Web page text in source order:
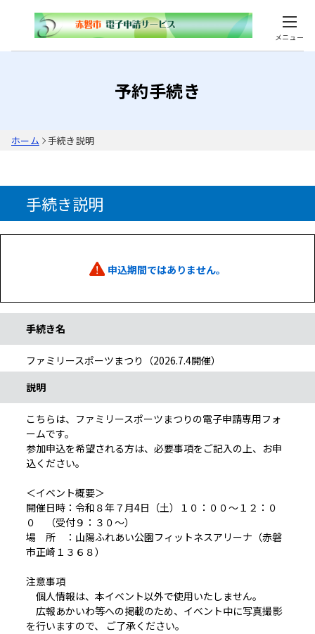
メニュー
予約手続き
ホーム 手続き説明
手続き説明
申込期間ではありません。
手続き名
ファミリースポーツまつり（2026.7.4開催）
説明
こちらは、ファミリースポーツまつりの電子申請専用フォ
ームです。
参加申込を希望される方は、必要事項をご記入の上、お申
込ください。
＜イベント概要＞
開催日時：令和８年７月4日（土）１０：００～１２：０
０ （受付９：３０～）
場 所 ：山陽ふれあい公園フィットネスアリーナ（赤磐
市正崎１３６８）
注意事項
個人情報は、本イベント以外で使用いたしません。
広報あかいわ等への掲載のため、イベント中に写真撮影
を行いますので、 ご了承ください。